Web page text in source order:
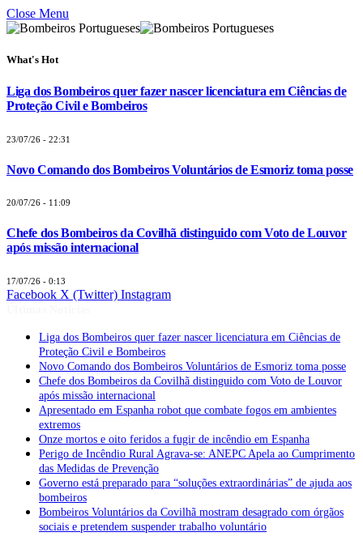
Close Menu
What's Hot
Liga dos Bombeiros quer fazer nascer licenciatura em Ciências de
Proteção Civil e Bombeiros
23/07/26 - 22:31
Novo Comando dos Bombeiros Voluntários de Esmoriz toma posse
20/07/26 - 11:09
Chefe dos Bombeiros da Covilhã distinguido com Voto de Louvor
após missão internacional
17/07/26 - 0:13
Facebook X (Twitter) Instagram
Liga dos Bombeiros quer fazer nascer licenciatura em Ciências de
Proteção Civil e Bombeiros
Novo Comando dos Bombeiros Voluntários de Esmoriz toma posse
Chefe dos Bombeiros da Covilhã distinguido com Voto de Louvor
após missão internacional
Apresentado em Espanha robot que combate fogos em ambientes
extremos
Onze mortos e oito feridos a fugir de incêndio em Espanha
Perigo de Incêndio Rural Agrava-se: ANEPC Apela ao Cumprimento
das Medidas de Prevenção
Governo está preparado para “soluções extraordinárias” de ajuda aos
bombeiros
Bombeiros Voluntários da Covilhã mostram desagrado com órgãos
sociais e pretendem suspender trabalho voluntário